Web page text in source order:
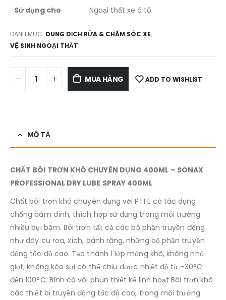
Sử dụng cho
Ngoại thất xe ô tô
DANH MỤC: DUNG DỊCH RỬA & CHĂM SÓC XE,
VỆ SINH NGOẠI THẤT
MUA HÀNG ADD TO WISHLIST
MÔ TẢ
CHẤT BÔI TRƠN KHÔ CHUYÊN DỤNG 400ML – SONAX
PROFESSIONAL DRY LUBE SPRAY 400ML
Chất bôi trơn khô chuyên dụng với PTFE có tác dụng
chống bám dính, thích hợp sử dụng trong môi trường
nhiều bụi bặm. Bôi trơn tất cả các bộ phận truyền động
như dây cu roa, xích, bánh răng, những bộ phận truyền
động tốc độ cao. Tạo thành 1 lớp mỏng khô, không nhỏ
giọt, không kéo sợi có thể chịu được nhiệt độ từ -30°C
đến 100°C. Bình có vòi phun thiết kế linh hoạt Bôi trơn khô
các thiết bị truyền động tốc độ cao, trong môi trường